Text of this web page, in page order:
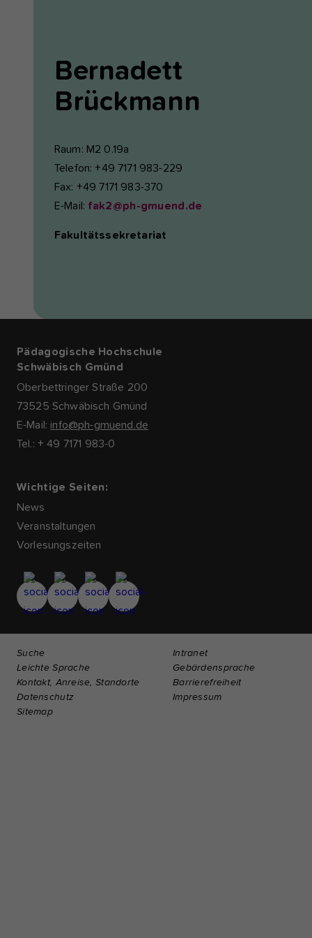
Bernadett
Brückmann
Raum: M2 0.19a
Telefon: +49 7171 983-229
Fax: +49 7171 983-370
E-Mail: fak2@ph-gmuend.de
Fakultätssekretariat
Pädagogische Hochschule
Schwäbisch Gmünd
Oberbettringer Straße 200
73525 Schwäbisch Gmünd
E-Mail: info@ph-gmuend.de
Tel.: + 49 7171 983-0
Wichtige Seiten:
News
Veranstaltungen
Vorlesungszeiten
Suche
Intranet
Leichte Sprache
Gebärdensprache
Kontakt, Anreise, Standorte
Barrierefreiheit
Datenschutz
Impressum
Sitemap